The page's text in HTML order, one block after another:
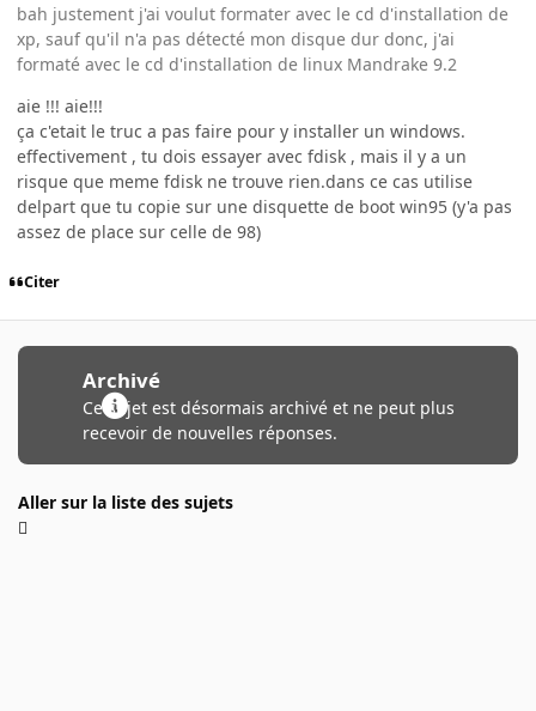
bah justement j'ai voulut formater avec le cd d'installation de
xp, sauf qu'il n'a pas détecté mon disque dur donc, j'ai
formaté avec le cd d'installation de linux Mandrake 9.2
aie !!! aie!!!
ça c'etait le truc a pas faire pour y installer un windows.
effectivement , tu dois essayer avec fdisk , mais il y a un
risque que meme fdisk ne trouve rien.dans ce cas utilise
delpart que tu copie sur une disquette de boot win95 (y'a pas
assez de place sur celle de 98)
Citer
Archivé
Ce sujet est désormais archivé et ne peut plus
recevoir de nouvelles réponses.
Aller sur la liste des sujets